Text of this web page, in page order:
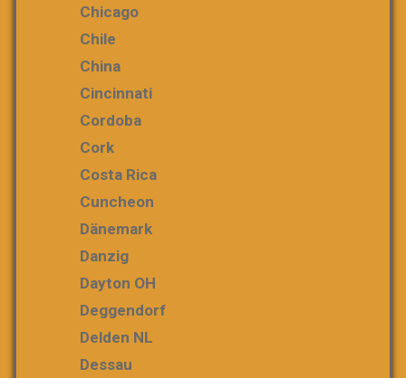
Chicago
Chile
China
Cincinnati
Cordoba
Cork
Costa Rica
Cuncheon
Dänemark
Danzig
Dayton OH
Deggendorf
Delden NL
Dessau